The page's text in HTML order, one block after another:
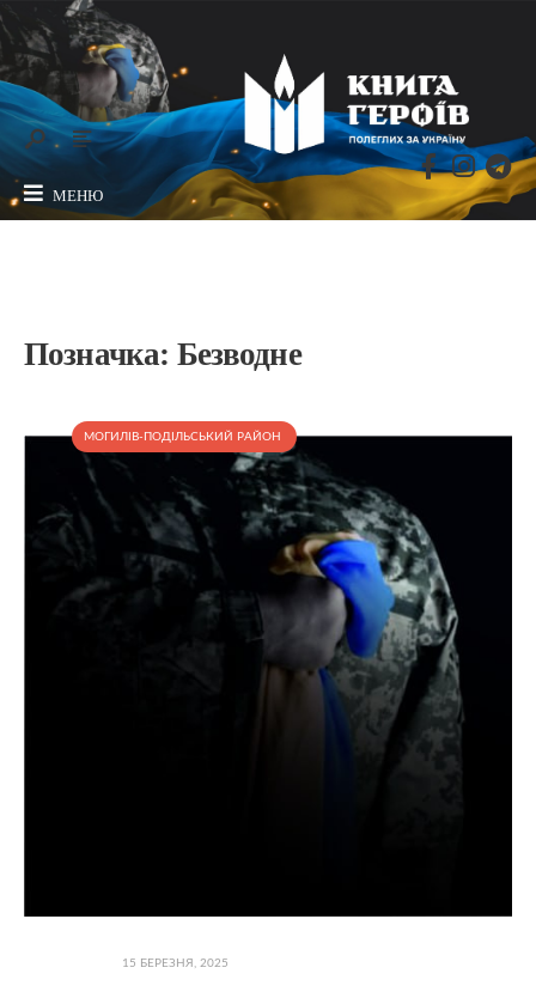
МЕНЮ
Позначка: Безводне
МОГИЛІВ-ПОДІЛЬСЬКИЙ РАЙОН
15 БЕРЕЗНЯ, 2025